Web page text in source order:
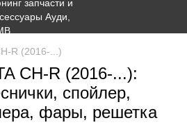
R (2016-...)
CH-R (2016-...):
спойлер,
фары, решетка